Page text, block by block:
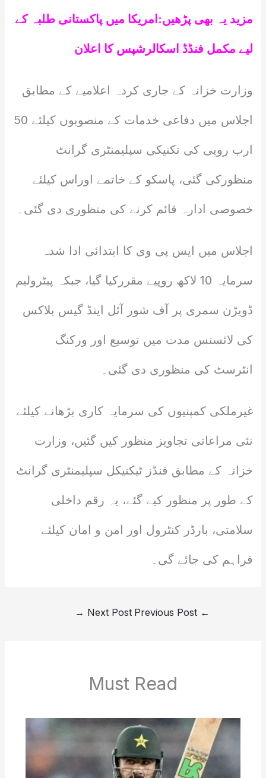
مزید یہ بھی پڑھیں: امریکا میں پاکستانی طلبہ کے
لیے مکمل فنڈڈ اسکالرشپس کا اعلان
وزارت خزانہ کے جاری کردہ اعلامیے کے مطابق
اجلاس میں دفاعی خدمات کے منصوبوں کیلئے 50
ارب روپی کی تکنیکی سپلیمنٹری گرانٹ
منظورکی گئی، پاسکو کے خاتمے اوراس کیلئے
خصوصی ادارہ قائم کرنے کی منظوری دی گئی۔
اجلاس میں ایس پی وی کا ابتدائی ادا شدہ
سرمایہ 10 لاکھ روپیے مقررکیا گیا، جبکہ پیٹرولیم
ڈویڑن سمری پر آف شور آئل اینڈ گیس بلاکس
کی لائسنس مدت میں توسیع اور ورکنگ
انٹرسٹ کی منظوری دی گئی۔
غیرملکی کمپنیوں کی سرمایہ کاری بڑھانے کیلئے
نئی مراعاتی تجاویز منظور کیں گئیں، وزارت
خزانہ کے مطابق فنڈز ٹیکنیکل سپلیمنٹری گرانٹ
کے طور پر منظور کیے گئے، یہ رقم داخلی
سلامتی، بارڈر کنٹرول اور امن و امان کیلئے
فراہم کی جائے گی۔
←
Next Post
→
Must Read